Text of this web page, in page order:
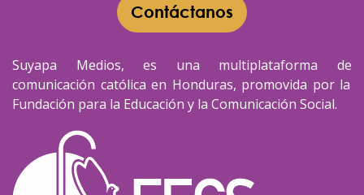
Contáctanos​​
Suyapa Medios, es una multiplataforma de
comunicación católica en Honduras, promovida por la
Fundación para la Educación y la Comunicación Social.